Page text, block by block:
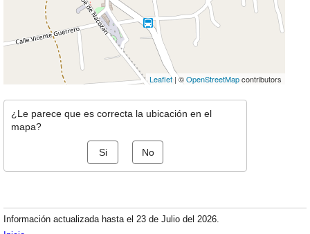
Leaflet| ©OpenStreetMapcontributors
¿Le parece que es correcta la ubicación en el
mapa?
Si No
Información actualizada hasta el 23 de Julio del 2026.